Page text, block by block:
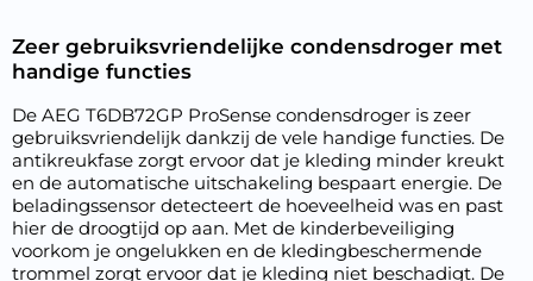
Zeer gebruiksvriendelijke condensdroger met
handige functies
De AEG T6DB72GP ProSense condensdroger is zeer
gebruiksvriendelijk dankzij de vele handige functies. De
antikreukfase zorgt ervoor dat je kleding minder kreukt
en de automatische uitschakeling bespaart energie. De
beladingssensor detecteert de hoeveelheid was en past
hier de droogtijd op aan. Met de kinderbeveiliging
voorkom je ongelukken en de kledingbeschermende
trommel zorgt ervoor dat je kleding niet beschadigt. De